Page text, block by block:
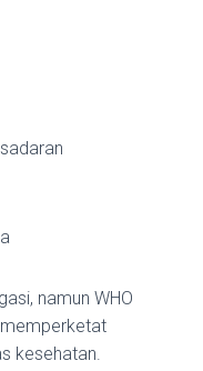
namun WHO
kesehatan.